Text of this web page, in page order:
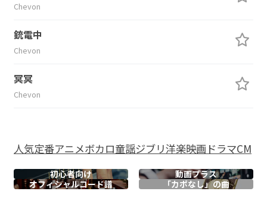
Chevon
銃電中
Chevon
冥冥
Chevon
人気定番アニメボカロ童謡ジブリ洋楽映画ドラマCM
初心者向け
動画プラス
オフィシャルコード譜 「カポなし」の曲